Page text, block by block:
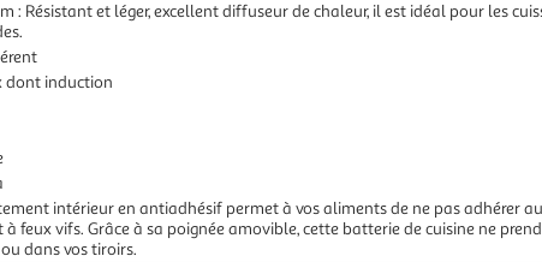
: Résistant et léger, excellent diffuseur de chaleur, il est idéal pour les
dont induction
intérieur en antiadhésif permet à vos aliments de ne pas adhérer
à feux vifs. Grâce à sa poignée amovible, cette batterie de cuisine ne
dans vos tiroirs.